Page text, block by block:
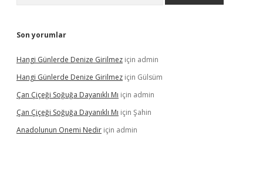
Son yorumlar
Hangi Günlerde Denize Girilmez için admin
Hangi Günlerde Denize Girilmez için Gülsüm
Çan Çiçeği Soğuğa Dayanıklı Mı için admin
Çan Çiçeği Soğuğa Dayanıklı Mı için Şahin
Anadolunun Onemi Nedir için admin